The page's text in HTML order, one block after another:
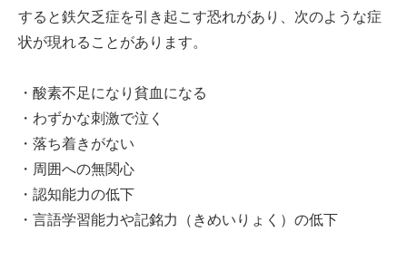
すると鉄欠乏症を引き起こす恐れがあり、次のような症
状が現れることがあります。
・酸素不足になり貧血になる
・わずかな刺激で泣く
・落ち着きがない
・周囲への無関心
・認知能力の低下
・言語学習能力や記銘力（きめいりょく）の低下